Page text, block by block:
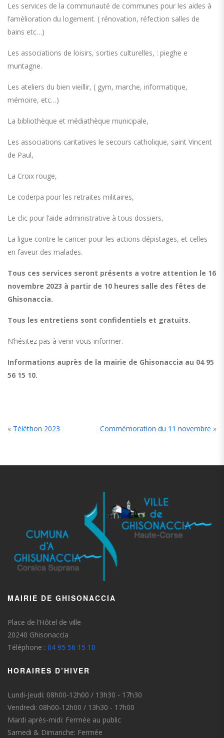
Les services de la communauté de communes pour les aides à
l’amélioration du logement. ( rénovation, réfection salles de
bains etc…)
Les associations de loisirs, sorties culturelles, : pieghe e
muntagne.
Les ateliers du bien vieillir, ( gym, marche, informatique,
mémoire, etc…)
La bibliothèque et médiathèque municipale,
Les associations caritatives le secours catholique, saint Vincent
de Paul,
La Croix rouge,
Le coderpa pour les retraites militaires,
Le clic pour l’aide administrative à tous dossiers,
La ligue contre le cancer pour les actions dépistages, et celles
en faveur des malades.
Tous ces services seront présents a votre attention le 16
novembre 2023 à partir de 10 heures salle des fêtes de
Ghisonaccia.
Tous les entretiens sont confidentiels et gratuits.
N’hésitez pas à venir vous informer.
Informations auprès de la mairie de Ghisonaccia au 04 95
56 15 10.
« Téléthon 2023 Commémoration du 11 novembre »
MAIRIE DE GHISONACCIA
Place de l’Hôtel de ville
20240 Ghisonaccia
Téléphone : 04 95 56 15 10
HORAIRES D’HIVER
Lundi-Jeudi: 08h00-12h00 / 13h30 - 17h30
Vendredi: 08h00-12h00 / 13h30 - 17h00
Mardi après-midi: Fermée au public
Samedi & Dimanche: Fermée